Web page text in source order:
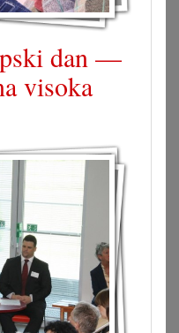
dan —
visoka